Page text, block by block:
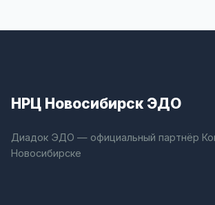
НРЦ Новосибирск ЭДО
Диадок ЭДО — официальный партнёр
Новосибирске